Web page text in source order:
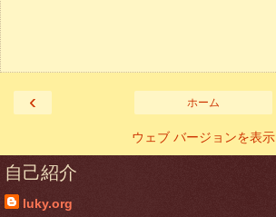
‹ ホーム
ウェブ バージョンを表示
自己紹介
luky.org